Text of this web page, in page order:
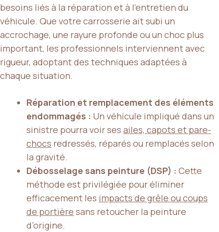
besoins liés à la réparation et à l’entretien du
véhicule. Que votre carrosserie ait subi un
accrochage, une rayure profonde ou un choc plus
important, les professionnels interviennent avec
rigueur, adoptant des techniques adaptées à
chaque situation.
Réparation et remplacement des éléments
endommagés : Un véhicule impliqué dans un
sinistre pourra voir ses ailes, capots et pare-
chocs redressés, réparés ou remplacés selon
la gravité.
Débosselage sans peinture (DSP) : Cette
méthode est privilégiée pour éliminer
efficacement les impacts de grêle ou coups
de portière sans retoucher la peinture
d’origine.